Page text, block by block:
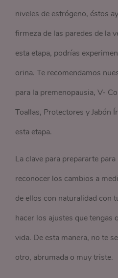
niveles de estrógeno, éstos
firmeza de las paredes de la
esta etapa, podrías
orina. Te recomendamos
para la premenopausia, V-
Toallas, Protectores y Jabón
esta etapa.
La clave para prepararte
reconocer los cambios a
de ellos con naturalidad con
hacer los ajustes que tengas
vida. De esta manera, no te
otro, abrumada o muy triste.